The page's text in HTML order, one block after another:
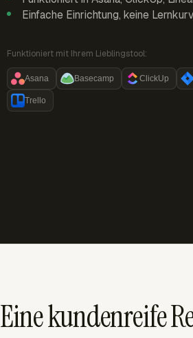
Einfache Einrichtung, keine
Funktioniert mit Ihrem Lieblingstool:
Asana Basecamp ClickUp
Trello
Eine kundenreife